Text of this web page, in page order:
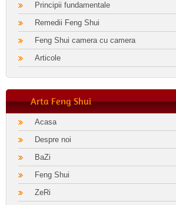
Principii fundamentale
Remedii Feng Shui
Feng Shui camera cu camera
Articole
Arta Feng Shui
Acasa
Despre noi
BaZi
Feng Shui
ZeRi